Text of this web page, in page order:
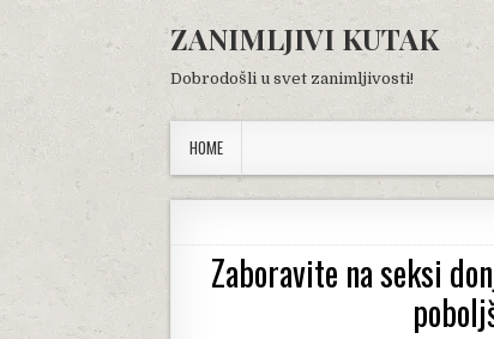
content
ZANIMLJIVI KUTAK
Dobrodošli u svet zanimljivosti!
HOME
Zaboravite na seksi